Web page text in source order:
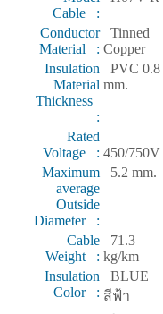
Cable :
Conductor
Material :
Tinned
Copper
Insulation
Material
Thickness
:
PVC 0.8
mm.
Rated
Voltage : 450/750V
Maximum
average
Outside
Diameter :
5.2 mm.
Cable
Weight :
71.3
kg/km
Insulation
Color :
BLUE
สีฟ้า